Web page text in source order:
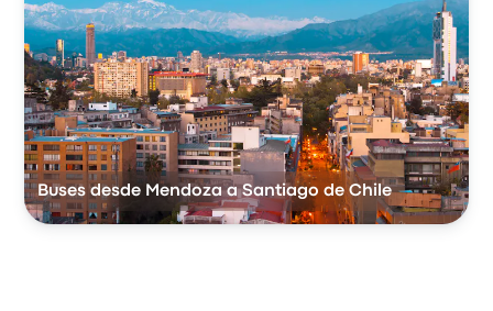
Buses desde Mendoza a Santiago de Chile